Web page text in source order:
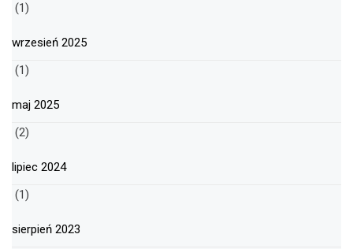
(1)
wrzesień 2025
(1)
maj 2025
(2)
lipiec 2024
(1)
sierpień 2023